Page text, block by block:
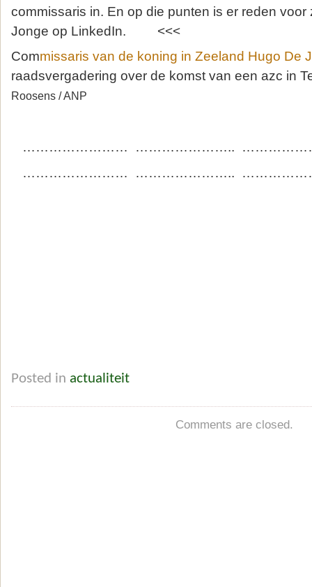
commissaris in. En op die punten is er reden voor
Jonge op LinkedIn. <<<
Commissaris van de koning in Zeeland Hugo De
raadsvergadering over de komst van een azc in
Roosens / ANP
…………………… …………………..
…………………… …………………..
Posted in actualiteit
Comments are closed.